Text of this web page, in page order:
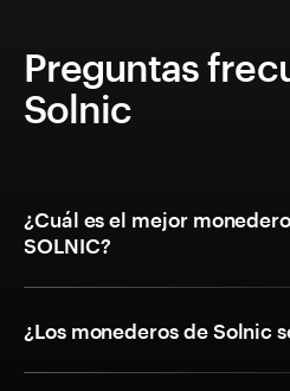
Preguntas
Solnic
¿Cuál es el mejor
SOLNIC?
¿Los monederos de Solnic